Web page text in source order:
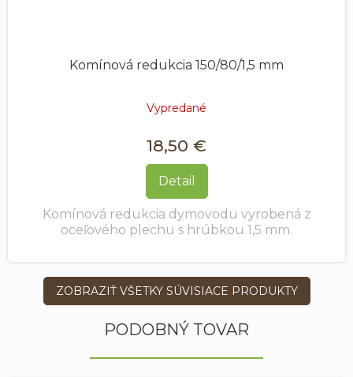
Komínová redukcia 150/80/1,5 mm
Vypredané
18,50 €
Detail
Komínová redukcia dymovodu vyrobená z
oceľového plechu s hrúbkou 1,5 mm.
ZOBRAZIŤ VŠETKY SÚVISIACE PRODUKTY
PODOBNÝ TOVAR